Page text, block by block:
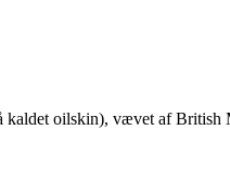
oilskin), vævet af